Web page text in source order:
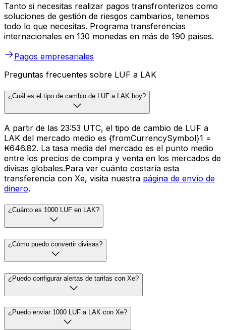
Tanto si necesitas realizar pagos transfronterizos como
soluciones de gestión de riesgos cambiarios, tenemos
todo lo que necesitas. Programa transferencias
internacionales en 130 monedas en más de 190 países.
Pagos empresariales
Preguntas frecuentes sobre LUF a LAK
¿Cuál es el tipo de cambio de LUF a LAK hoy?
A partir de las 23:53 UTC, el tipo de cambio de LUF a
LAK del mercado medio es {fromCurrencySymbol}1 =
₭646.82. La tasa media del mercado es el punto medio
entre los precios de compra y venta en los mercados de
divisas globales.Para ver cuánto costaría esta
transferencia con Xe, visita nuestra página de envío de
dinero.
¿Cuánto es 1000 LUF en LAK?
¿Cómo puedo convertir divisas?
¿Puedo configurar alertas de tarifas con Xe?
¿Puedo enviar 1000 LUF a LAK con Xe?